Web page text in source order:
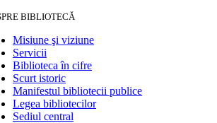
BIBLIOTECĂ
Misiune şi viziune
Servicii
Biblioteca în cifre
Scurt istoric
Manifestul bibliotecii publice
Legea bibliotecilor
Sediul central